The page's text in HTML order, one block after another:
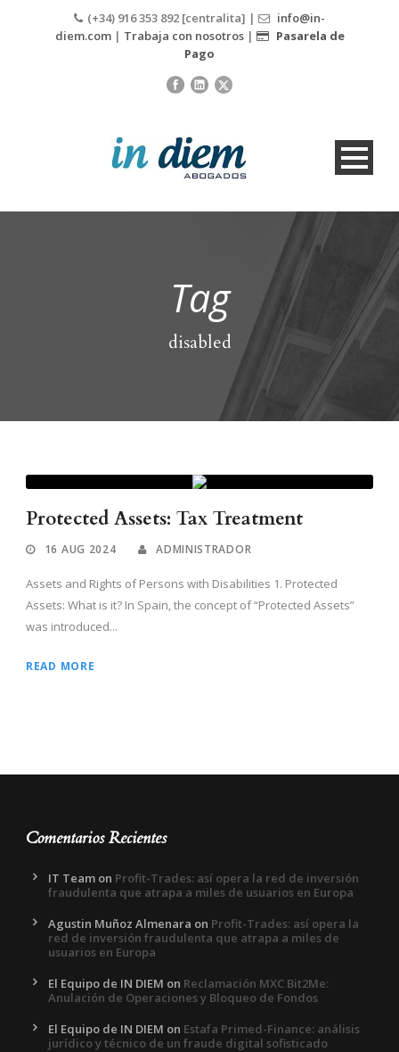
(+34) 916 353 892 [centralita] |
info@in-
diem.com| Trabaja con nosotros|
Pasarela de
Pago
Tag
disabled
Protected Assets: Tax Treatment
16 AUG 2024 ADMINISTRADOR
Assets and Rights of Persons with Disabilities 1. Protected
Assets: What is it? In Spain, the concept of “Protected Assets”
was introduced...
READ MORE
Comentarios Recientes
IT Team on Profit-Trades: así opera la red de inversión
fraudulenta que atrapa a miles de usuarios en Europa
Agustin Muñoz Almenara on Profit-Trades: así opera la
red de inversión fraudulenta que atrapa a miles de
usuarios en Europa
El Equipo de IN DIEM on Reclamación MXC Bit2Me:
Anulación de Operaciones y Bloqueo de Fondos
El Equipo de IN DIEM on Estafa Primed-Finance: análisis
jurídico y técnico de un fraude digital sofisticado